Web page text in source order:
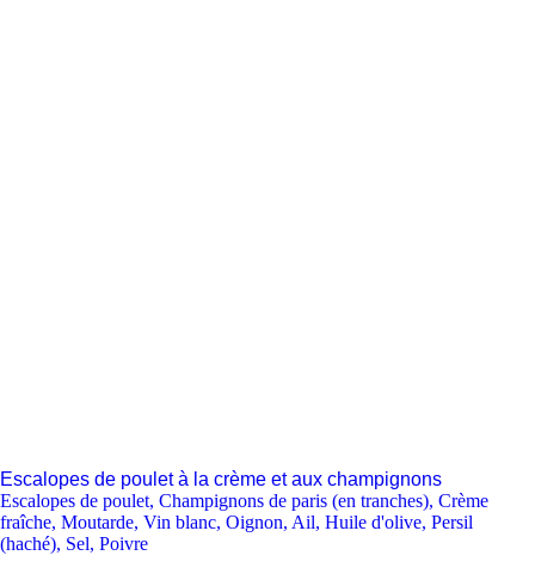
Escalopes de poulet à la crème et aux champignons
Escalopes de poulet, Champignons de paris (en tranches), Crème
fraîche, Moutarde, Vin blanc, Oignon, Ail, Huile d'olive, Persil
(haché), Sel, Poivre